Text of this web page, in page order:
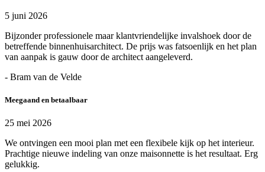
5 juni 2026
Bijzonder professionele maar klantvriendelijke invalshoek door de
betreffende binnenhuisarchitect. De prijs was fatsoenlijk en het plan
van aanpak is gauw door de architect aangeleverd.
- Bram van de Velde
Meegaand en betaalbaar
25 mei 2026
We ontvingen een mooi plan met een flexibele kijk op het interieur.
Prachtige nieuwe indeling van onze maisonnette is het resultaat. Erg
gelukkig.